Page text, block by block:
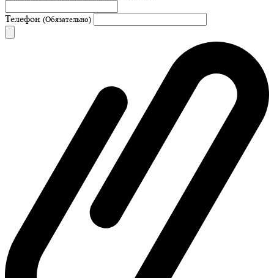
Телефон (Обязательно)